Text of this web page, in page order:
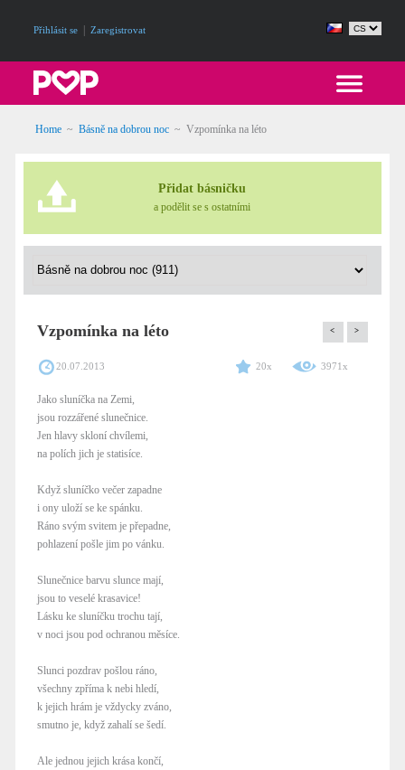
Přihlásit se Zaregistrovat
Home ~ Básně na dobrou noc ~ Vzpomínka na léto
Přidat básničku
a podělit se s ostatními
Vzpomínka na léto < >
20.07.2013 20x 3971x
Jako sluníčka na Zemi,
jsou rozzářené slunečnice.
Jen hlavy skloní chvílemi,
na polích jich je statisíce.
Když sluníčko večer zapadne
i ony uloží se ke spánku.
Ráno svým svitem je přepadne,
pohlazení pošle jim po vánku.
Slunečnice barvu slunce mají,
jsou to veselé krasavice!
Lásku ke sluníčku trochu tají,
v noci jsou pod ochranou měsíce.
Slunci pozdrav pošlou ráno,
všechny zpříma k nebi hledí,
k jejich hrám je vždycky zváno,
smutno je, když zahalí se šedí.
Ale jednou jejich krása končí,